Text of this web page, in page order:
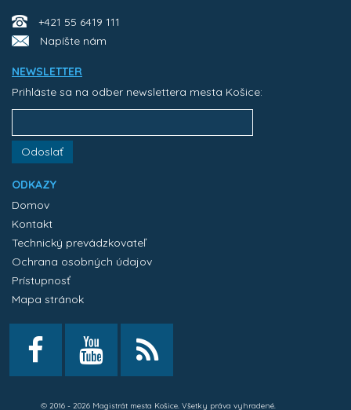
+421 55 6419 111
Napíšte nám
NEWSLETTER
Prihláste sa na odber newslettera mesta Košice:
Odoslať
ODKAZY
Domov
Kontakt
Technický prevádzkovateľ
Ochrana osobných údajov
Prístupnosť
Mapa stránok
© 2016 - 2026 Magistrát mesta Košice. Všetky práva vyhradené.